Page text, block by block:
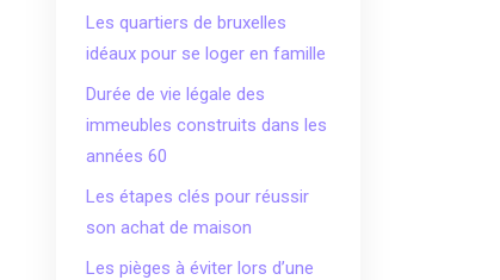
Les quartiers de bruxelles
idéaux pour se loger en famille
Durée de vie légale des
immeubles construits dans les
années 60
Les étapes clés pour réussir
son achat de maison
Les pièges à éviter lors d’une